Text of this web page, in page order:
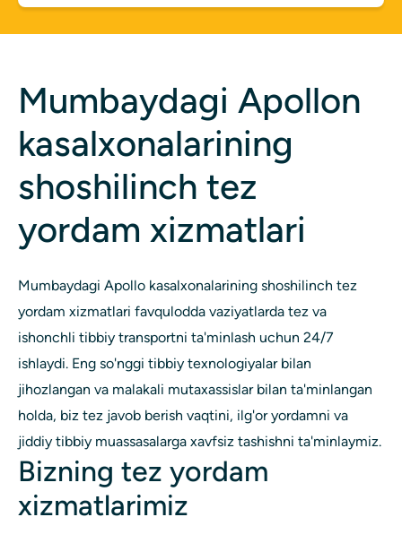
Mumbaydagi Apollon
kasalxonalarining
shoshilinch tez
yordam xizmatlari
Mumbaydagi Apollo kasalxonalarining shoshilinch tez
yordam xizmatlari favqulodda vaziyatlarda tez va
ishonchli tibbiy transportni ta'minlash uchun 24/7
ishlaydi. Eng so'nggi tibbiy texnologiyalar bilan
jihozlangan va malakali mutaxassislar bilan ta'minlangan
holda, biz tez javob berish vaqtini, ilg'or yordamni va
jiddiy tibbiy muassasalarga xavfsiz tashishni ta'minlaymiz.
Bizning tez yordam
xizmatlarimiz